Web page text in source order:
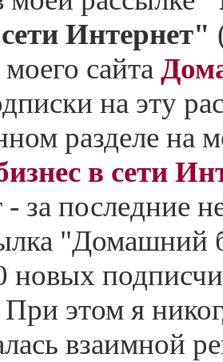
Интернет"
сайта
на эту
разделе на
в сети
- за последние
"Домашний
новых
этом я
взаимной